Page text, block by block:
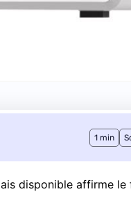
1 min
disponible affirme